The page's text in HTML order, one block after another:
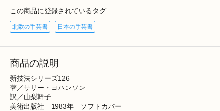
この商品に登録されているタグ
北欧の手芸書 日本の手芸書
商品の説明
新技法シリーズ126
著／サリー・ヨハンソン
訳／山梨幹子
美術出版社 1983年 ソフトカバー